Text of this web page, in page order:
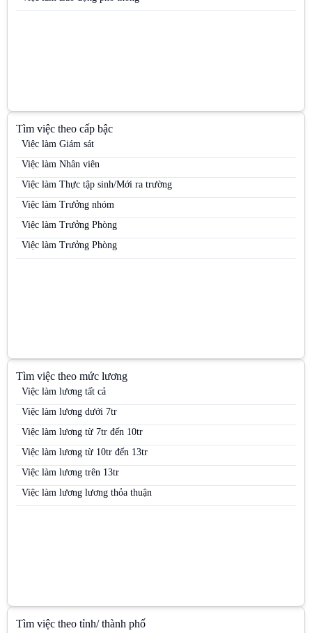
Việc làm Nhân viên kinh doanh thị trường
Việc làm Nhân viên tiếp thị
Việc làm Nhân viên trưng bày
Việc làm Nhân viên Trưng bày
Việc làm Nhân viên tư vấn bán hàng / Tư vấn viên
Việc làm Nhân viên tư vấn bán hàng ngành Dược / OTC / ETC
Việc làm Nhân viên văn phòng
Việc làm PG
Việc làm PG / PB Bán hàng
Việc làm Trưng bày
Việc làm Trưởng nhóm kinh doanh (Sales Team Leader)
Việc làm Trưởng nhóm PG
Việc làm Việc làm kho vận
Việc làm Việc làm sinh viên
Việc làm Việc làm thời vụ
Việc làm Việc làm văn phòng
Tìm việc theo cấp bậc
Việc làm Giám sát
Việc làm Nhân viên
Việc làm Thực tập sinh/Mới ra trường
Việc làm Trưởng nhóm
Việc làm Trưởng Phòng
Việc làm Trưởng Phòng
Tìm việc theo mức lương
Việc làm lương tất cả
Việc làm lương dưới 7tr
Việc làm lương từ 7tr đến 10tr
Việc làm lương từ 10tr đến 13tr
Việc làm lương trên 13tr
Việc làm lương lương thỏa thuận
Tìm việc theo tỉnh/ thành phố